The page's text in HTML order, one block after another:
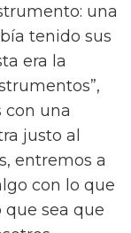
una
tenido sus
era la
con una
justo al
entremos a
con lo que
que sea que